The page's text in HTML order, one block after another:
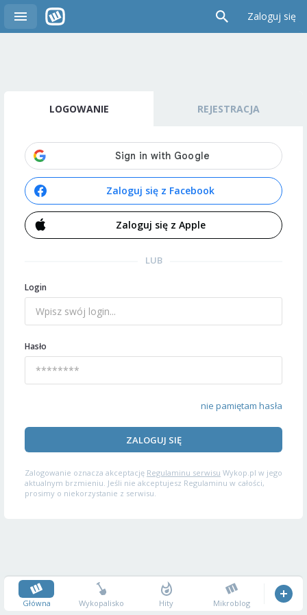
Zaloguj się
LOGOWANIE REJESTRACJA
Zaloguj się z Facebook
Zaloguj się z Apple
LUB
Login
Hasło
nie pamiętam hasła
ZALOGUJ SIĘ
Zalogowanie oznacza akceptację Regulaminu serwisu Wykop.pl w jego
aktualnym brzmieniu. Jeśli nie akceptujesz Regulaminu w całości,
prosimy o niekorzystanie z serwisu.
Główna Wykopalisko Hity Mikroblog